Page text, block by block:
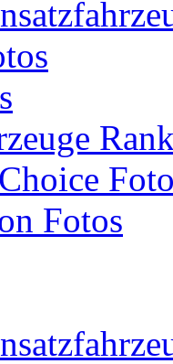
Fotos